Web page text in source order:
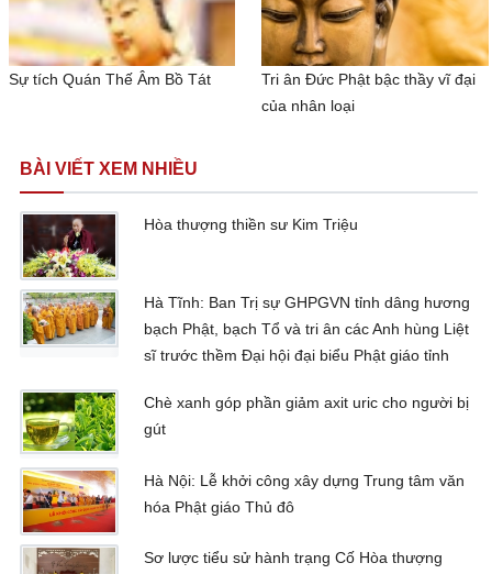
Sự tích Quán Thế Âm Bồ Tát
Tri ân Đức Phật bậc thầy vĩ đại
của nhân loại
BÀI VIẾT XEM NHIỀU
Hòa thượng thiền sư Kim Triệu
Hà Tĩnh: Ban Trị sự GHPGVN tỉnh dâng hương
bạch Phật, bạch Tổ và tri ân các Anh hùng Liệt
sĩ trước thềm Đại hội đại biểu Phật giáo tỉnh
Chè xanh góp phần giảm axit uric cho người bị
gút
Hà Nội: Lễ khởi công xây dựng Trung tâm văn
hóa Phật giáo Thủ đô
Sơ lược tiểu sử hành trạng Cố Hòa thượng